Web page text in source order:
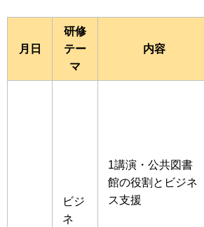
月日
研修
テー
マ
内容
ビジ
ネ
1講演・公共図書
館の役割とビジネ
ス支援